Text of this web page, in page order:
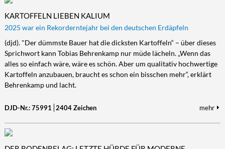
KARTOFFELN LIEBEN KALIUM
2025 war ein Rekorderntejahr bei den deutschen Erdäpfeln
(djd). "Der dümmste Bauer hat die dicksten Kartoffeln“ – über dieses
Sprichwort kann Tobias Behrenkamp nur müde lächeln. „Wenn das
alles so einfach wäre, wäre es schön. Aber um qualitativ hochwertige
Kartoffeln anzubauen, braucht es schon ein bisschen mehr“, erklärt
Behrenkamp und lacht.
DJD-Nr.: 75991 2404 Zeichen mehr